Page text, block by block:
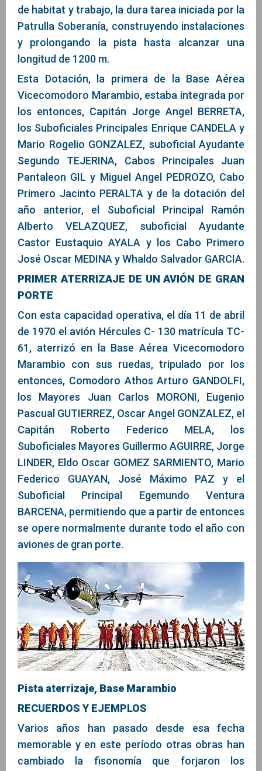
de habitat y trabajo, la dura tarea iniciada por la
Patrulla Soberanía, construyendo instalaciones
y prolongando la pista hasta alcanzar una
longitud de 1200 m.
Esta Dotación, la primera de la Base Aérea
Vicecomodoro Marambio, estaba integrada por
los entonces, Capitán Jorge Angel BERRETA,
los Suboficiales Principales Enrique CANDELA y
Mario Rogelio GONZALEZ, suboficial Ayudante
Segundo TEJERINA, Cabos Principales Juan
Pantaleon GIL y Miguel Angel PEDROZO, Cabo
Primero Jacinto PERALTA y de la dotación del
año anterior, el Suboficial Principal Ramón
Alberto VELAZQUEZ, suboficial Ayudante
Castor Eustaquio AYALA y los Cabo Primero
José Oscar MEDINA y Whaldo Salvador GARCIA.
PRIMER ATERRIZAJE DE UN AVIÓN DE GRAN
PORTE
Con esta capacidad operativa, el día 11 de abril
de 1970 el avión Hércules C- 130 matrícula TC-
61, aterrizó en la Base Aérea Vicecomodoro
Marambio con sus ruedas, tripulado por los
entonces, Comodoro Athos Arturo GANDOLFI,
los Mayores Juan Carlos MORONI, Eugenio
Pascual GUTIERREZ, Oscar Angel GONZALEZ, el
Capitán Roberto Federico MELA, los
Suboficiales Mayores Guillermo AGUIRRE, Jorge
LINDER, Eldo Oscar GOMEZ SARMIENTO, Mario
Federico GUAYAN, José Máximo PAZ y el
Suboficial Principal Egemundo Ventura
BARCENA, permitiendo que a partir de entonces
se opere normalmente durante todo el año con
aviones de gran porte.
Pista aterrizaje, Base Marambio
RECUERDOS Y EJEMPLOS
Varios años han pasado desde esa fecha
memorable y en este período otras obras han
cambiado la fisonomía que forjaron los